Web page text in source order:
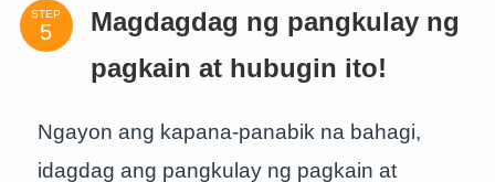
STEP
Magdagdag ng pangkulay ng
pagkain at hubugin ito!
Ngayon ang kapana-panabik na bahagi,
idagdag ang pangkulay ng pagkain at